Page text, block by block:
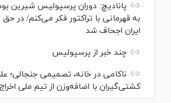
پانادیچ: دوران پرسپولیس شیرین
به قهرمانی با تراکتور فکر می‌کنم/ در
ایران اجحاف شد
چند خبر از پرسپولیس
ناکامی در خانه، تصمیمی جنجالی؛
کشتی‌گیران با اضافه‌وزن از تیم ملی